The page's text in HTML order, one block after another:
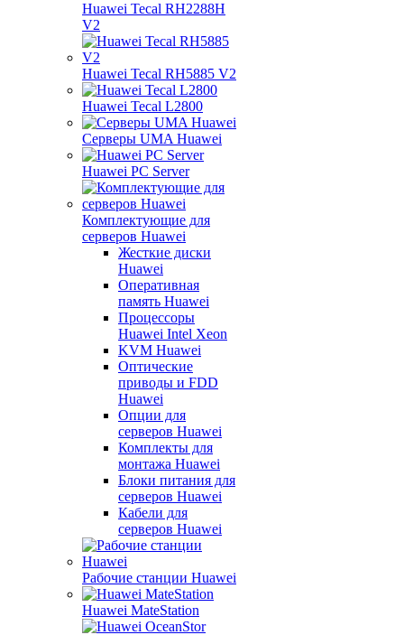
Huawei Tecal RH2288H
V2
Huawei Tecal RH5885 V2
Huawei Tecal L2800
Серверы UMA Huawei
Huawei PC Server
Комплектующие для
серверов Huawei
Жесткие диски
Huawei
Оперативная
память Huawei
Процессоры
Huawei Intel Xeon
KVM Huawei
Оптические
приводы и FDD
Huawei
Опции для
серверов Huawei
Комплекты для
монтажа Huawei
Блоки питания для
серверов Huawei
Кабели для
серверов Huawei
Рабочие станции Huawei
Huawei MateStation